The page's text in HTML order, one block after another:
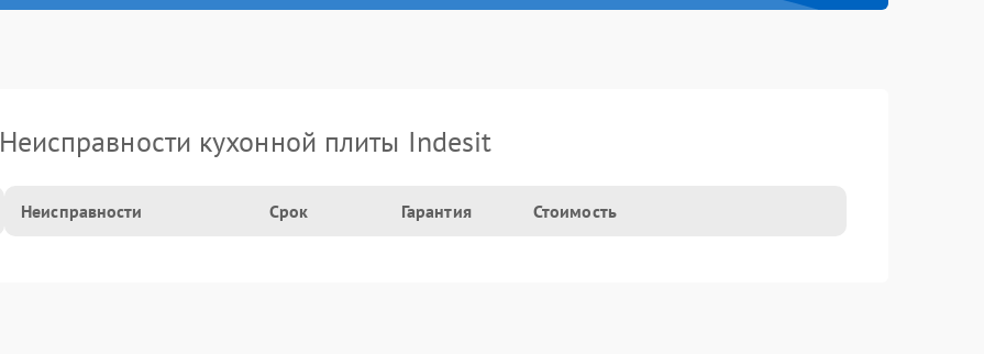
Неисправности кухонной плиты Indesit
Неисправности Срок Гарантия Стоимость